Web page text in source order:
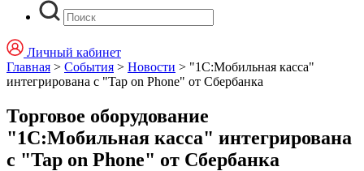
Личный кабинет
Главная > События > Новости > "1С:Мобильная касса"
интегрирована с "Tap on Phone" от Сбербанка
Торговое оборудование
"1С:Мобильная касса" интегрирована
с "Tap on Phone" от Сбербанка